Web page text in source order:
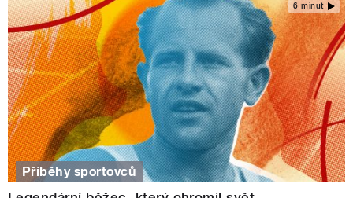
6 minut
Příběhy sportovců